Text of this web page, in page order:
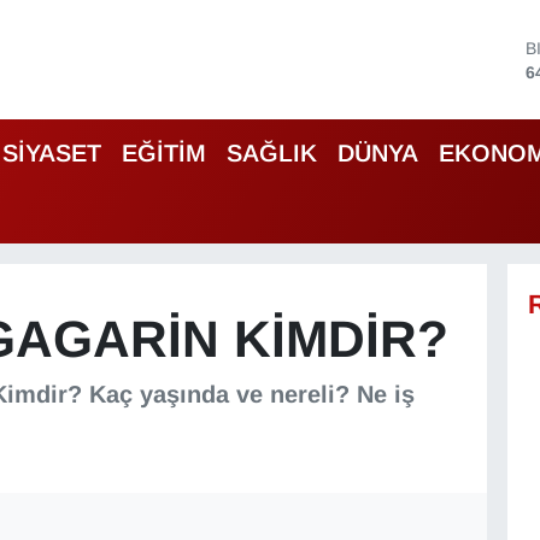
SİYASET EĞİTİM SAĞLIK DÜNYA
KIMDIR?
Kaç yaşında ve nereli? Ne iş